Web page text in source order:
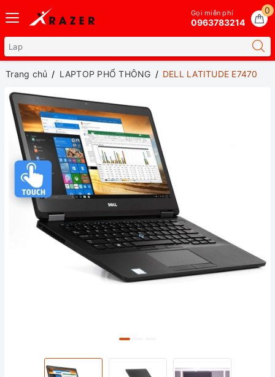
0
Gọi miễn phí
0963783214
Trang chủ LAPTOP PHỔ THÔNG DELL LATITUDE E7470